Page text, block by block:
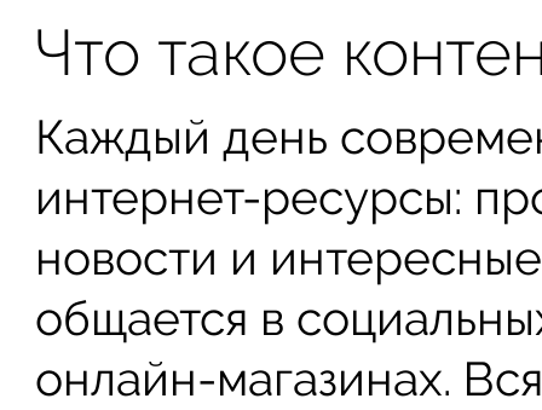
Что такое
Каждый день
интернет-ресурсы:
новости и
общается в
онлайн-магазинах.